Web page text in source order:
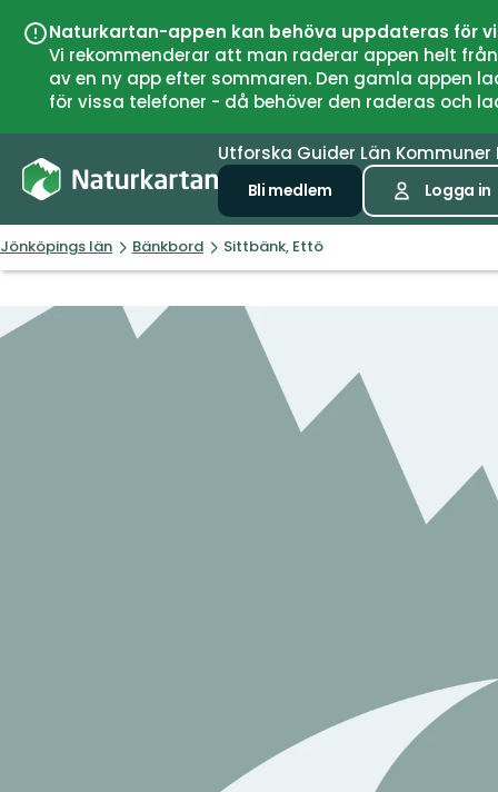
Naturkartan-appen kan behöva uppdateras för
Vi rekommenderar att man raderar appen helt
av en ny app efter sommaren. Den gamla
för vissa telefoner - då behöver den raderas och
Utforska Guider Län Kommuner
Bli medlem Logga in
Jönköpings län Bänkbord Sittbänk, Ettö